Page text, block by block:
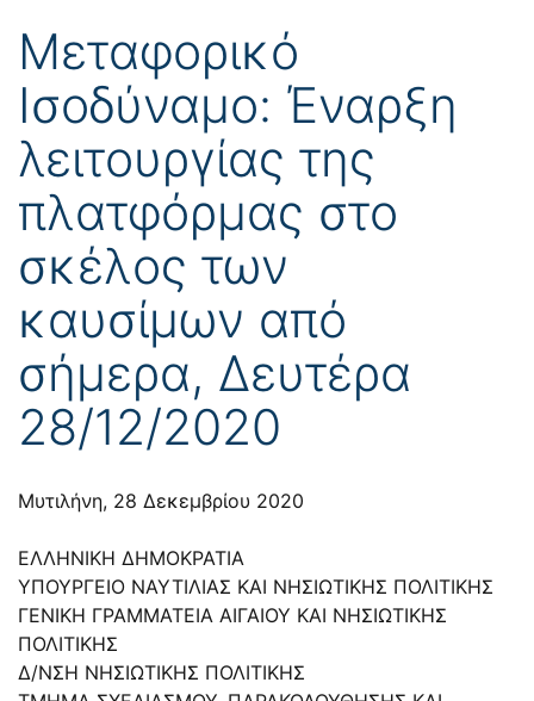
Μεταφορικό
Ισοδύναμο: Έναρξη
λειτουργίας της
πλατφόρμας στο
σκέλος των
καυσίμων από
σήμερα, Δευτέρα
28/12/2020
Μυτιλήνη, 28 Δεκεμβρίου 2020
ΕΛΛΗΝΙΚΗ ΔΗΜΟΚΡΑΤΙΑ
ΥΠΟΥΡΓΕΙΟ ΝΑΥΤΙΛΙΑΣ ΚΑΙ ΝΗΣΙΩΤΙΚΗΣ ΠΟΛΙΤΙΚΗΣ
ΓΕΝΙΚΗ ΓΡΑΜΜΑΤΕΙΑ ΑΙΓΑΙΟΥ ΚΑΙ ΝΗΣΙΩΤΙΚΗΣ
ΠΟΛΙΤΙΚΗΣ
Δ/ΝΣΗ ΝΗΣΙΩΤΙΚΗΣ ΠΟΛΙΤΙΚΗΣ